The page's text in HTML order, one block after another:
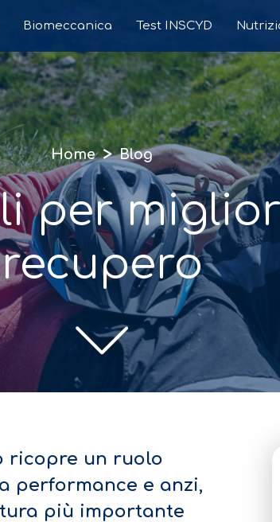
Biomeccanica Test INSCYD
Home > Blog
per
recupero
ricopre un ruolo
performance e anzi,
più importante